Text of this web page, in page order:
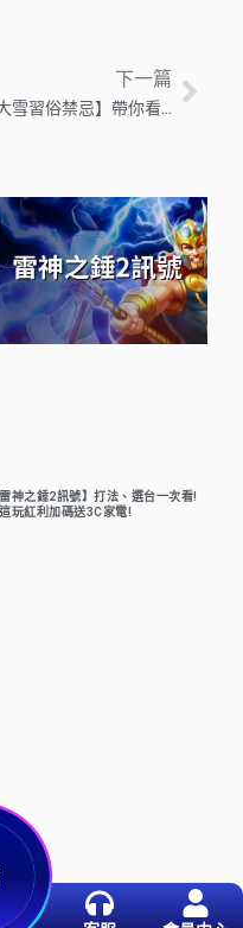
下一篇
【大雪習俗禁忌】帶你看，大雪該注意什麼？
雷神之錘2訊號】打法、選台一次看!
玩紅利加碼送3C家電!